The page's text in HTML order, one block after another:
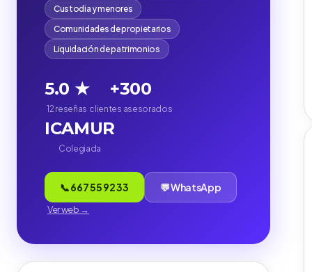
Custodia y menores
Comunidades de propietarios
Liquidación de patrimonios
5.0 ★
12 reseñas
+300
clientes asesorados
ICAMUR
Colegiada
📞 667 55 92 33 💬 WhatsApp
Ver web →